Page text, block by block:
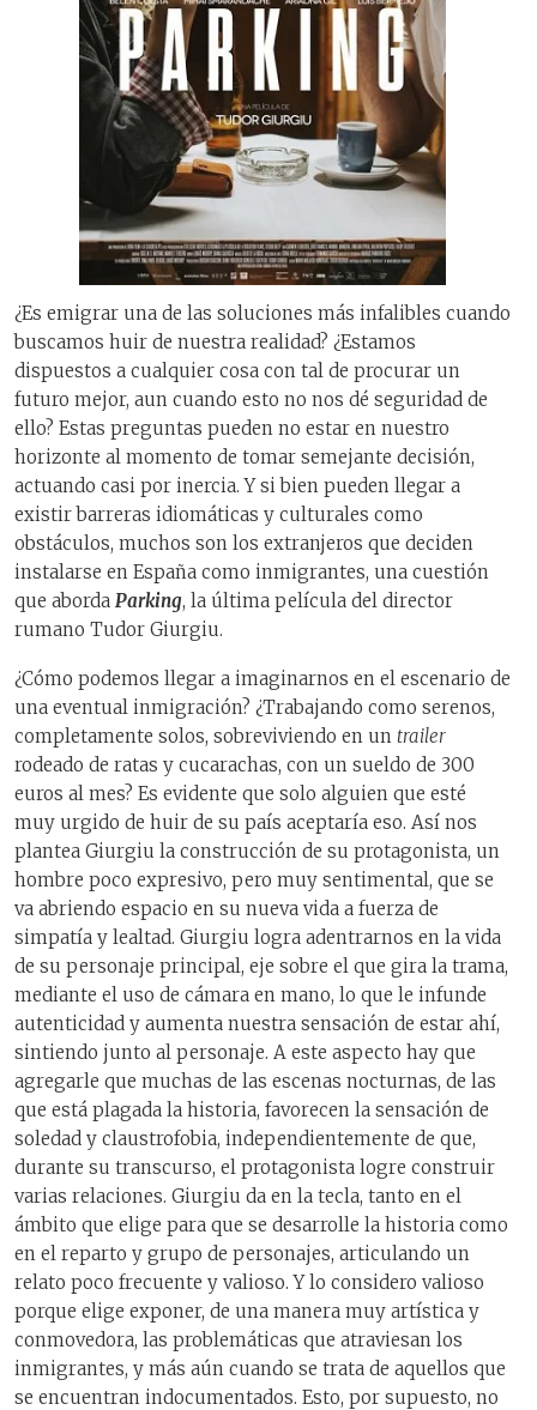
¿Es emigrar una de las soluciones más infalibles cuando
buscamos huir de nuestra realidad? ¿Estamos
dispuestos a cualquier cosa con tal de procurar un
futuro mejor, aun cuando esto no nos dé seguridad de
ello? Estas preguntas pueden no estar en nuestro
horizonte al momento de tomar semejante decisión,
actuando casi por inercia. Y si bien pueden llegar a
existir barreras idiomáticas y culturales como
obstáculos, muchos son los extranjeros que deciden
instalarse en España como inmigrantes, una cuestión
que aborda Parking, la última película del director
rumano Tudor Giurgiu.
¿Cómo podemos llegar a imaginarnos en el escenario de
una eventual inmigración? ¿Trabajando como serenos,
completamente solos, sobreviviendo en un trailer
rodeado de ratas y cucarachas, con un sueldo de 300
euros al mes? Es evidente que solo alguien que esté
muy urgido de huir de su país aceptaría eso. Así nos
plantea Giurgiu la construcción de su protagonista, un
hombre poco expresivo, pero muy sentimental, que se
va abriendo espacio en su nueva vida a fuerza de
simpatía y lealtad. Giurgiu logra adentrarnos en la vida
de su personaje principal, eje sobre el que gira la trama,
mediante el uso de cámara en mano, lo que le infunde
autenticidad y aumenta nuestra sensación de estar ahí,
sintiendo junto al personaje. A este aspecto hay que
agregarle que muchas de las escenas nocturnas, de las
que está plagada la historia, favorecen la sensación de
soledad y claustrofobia, independientemente de que,
durante su transcurso, el protagonista logre construir
varias relaciones. Giurgiu da en la tecla, tanto en el
ámbito que elige para que se desarrolle la historia como
en el reparto y grupo de personajes, articulando un
relato poco frecuente y valioso. Y lo considero valioso
porque elige exponer, de una manera muy artística y
conmovedora, las problemáticas que atraviesan los
inmigrantes, y más aún cuando se trata de aquellos que
se encuentran indocumentados. Esto, por supuesto, no